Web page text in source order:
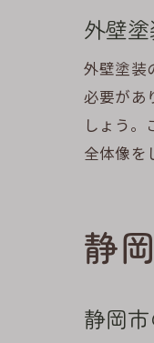
外壁
外壁塗装
必要があ
しょう
全体像を
静
静岡